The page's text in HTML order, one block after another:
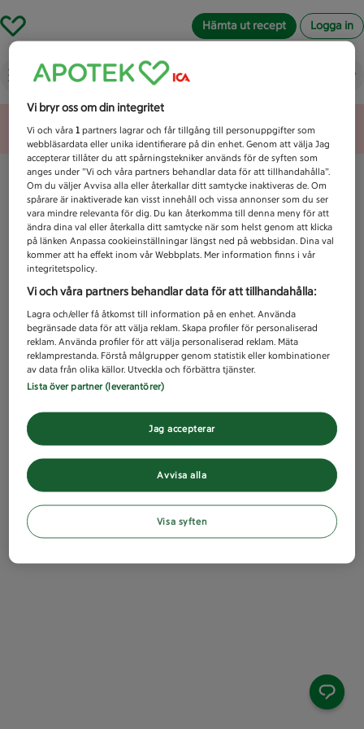
Hämta ut recept Logga in
Vad letar du efter idag?
Unknown error
Vi bryr oss om din integritet
Vi och våra1 partners lagrar och får tillgång till personuppgifter som
webbläsardata eller unika identifierare på din enhet. Genom att välja Jag
accepterar tillåter du att spårningstekniker används för de syften som
anges under ”Vi och våra partners behandlar data för att tillhandahålla”.
Om du väljer Avvisa alla eller återkallar ditt samtycke inaktiveras de. Om
spårare är inaktiverade kan visst innehåll och vissa annonser som du ser
vara mindre relevanta för dig. Du kan återkomma till denna meny för att
ändra dina val eller återkalla ditt samtycke när som helst genom att klicka
på länken Anpassa cookieinställningar längst ned på webbsidan. Dina val
kommer att ha effekt inom vår Webbplats. Mer information finns i vår
integritetspolicy.
Vi och våra partners behandlar data för att tillhandahålla:
Lagra och/eller få åtkomst till information på en enhet. Använda
begränsade data för att välja reklam. Skapa profiler för personaliserad
reklam. Använda profiler för att välja personaliserad reklam. Mäta
reklamprestanda. Förstå målgrupper genom statistik eller kombinationer
av data från olika källor. Utveckla och förbättra tjänster.
Lista över partner (leverantörer)
Avvisa alla
Jag accepterar
Visa syften